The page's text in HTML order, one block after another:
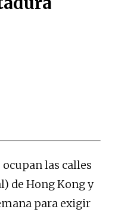
las calles
de Hong Kong y
para exigir